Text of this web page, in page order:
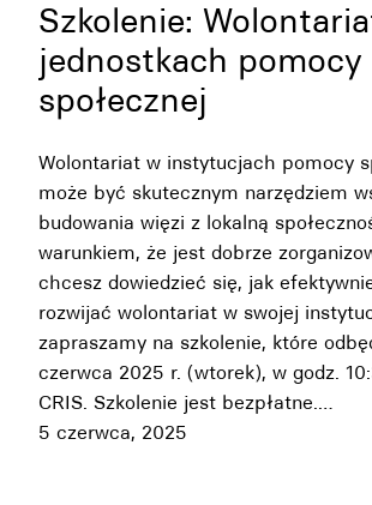
Szkolenie:
jednostkach pomocy
społecznej
Wolontariat w instytucjach pomocy
może być skutecznym narzędziem
budowania więzi z lokalną
warunkiem, że jest dobrze
chcesz dowiedzieć się, jak
rozwijać wolontariat w swojej
zapraszamy na szkolenie, które
czerwca 2025 r. (wtorek), w godz.
CRIS. Szkolenie jest bezpłatne.…
5 czerwca, 2025